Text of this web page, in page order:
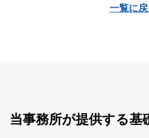
一覧に戻
当事務所が提供する基